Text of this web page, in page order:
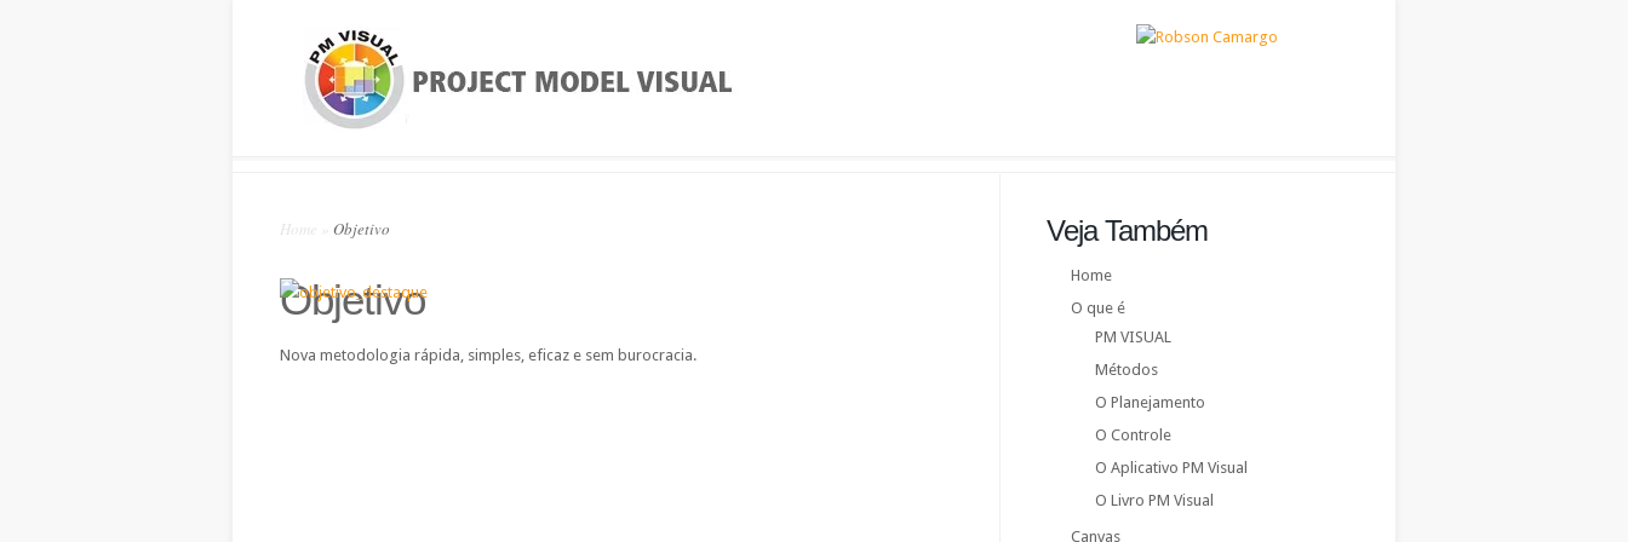
Home Objetivo
Objetivo
Nova metodologia rápida, simples, eficaz e sem burocracia.
Veja Também
Home
O que é
PM VISUAL
Métodos
O Planejamento
O Controle
O Aplicativo PM Visual
O Livro PM Visual
Canvas